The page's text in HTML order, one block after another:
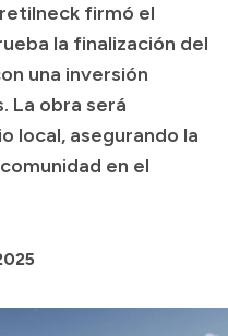
firmó el
la finalización del
una inversión
La obra será
local, asegurando la
en el